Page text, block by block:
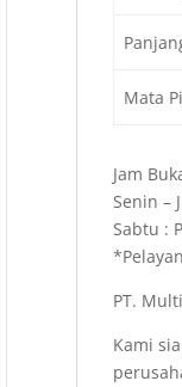
Mata
Jam
Senin –
Sabtu :
PT.
Kami